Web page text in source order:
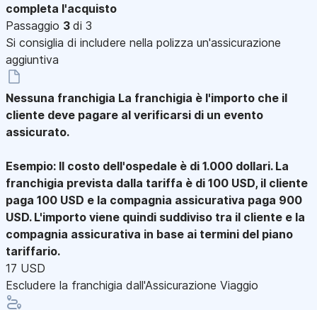
completa l'acquisto
Passaggio 3 di 3
Si consiglia di includere nella polizza un'assicurazione
aggiuntiva
Nessuna franchigia La franchigia è l'importo che il
cliente deve pagare al verificarsi di un evento
assicurato.
Esempio: Il costo dell'ospedale è di 1.000 dollari. La
franchigia prevista dalla tariffa è di 100 USD, il cliente
paga 100 USD e la compagnia assicurativa paga 900
USD. L'importo viene quindi suddiviso tra il cliente e la
compagnia assicurativa in base ai termini del piano
tariffario.
17 USD
Escludere la franchigia dall'Assicurazione Viaggio